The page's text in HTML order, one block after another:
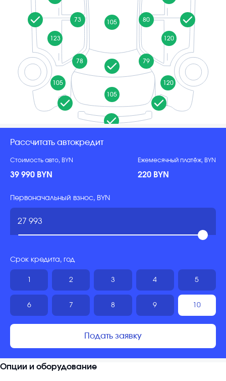
105
105
73
123
78
105
80
120
79
120
Рассчитать автокредит
Стоимость авто, BYN
39 990 BYN
Ежемесячный платёж, BYN
220 BYN
Первоначальный взнос, BYN
Срок кредита, год
2 3 4 5
6 7 8 9 10
Подать заявку
Опции и оборудование